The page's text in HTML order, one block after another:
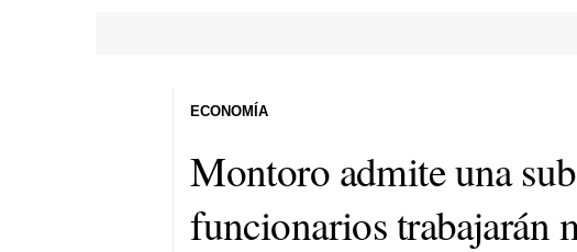
Montoro admite una
funcionarios trabajarán
ECONOMÍA